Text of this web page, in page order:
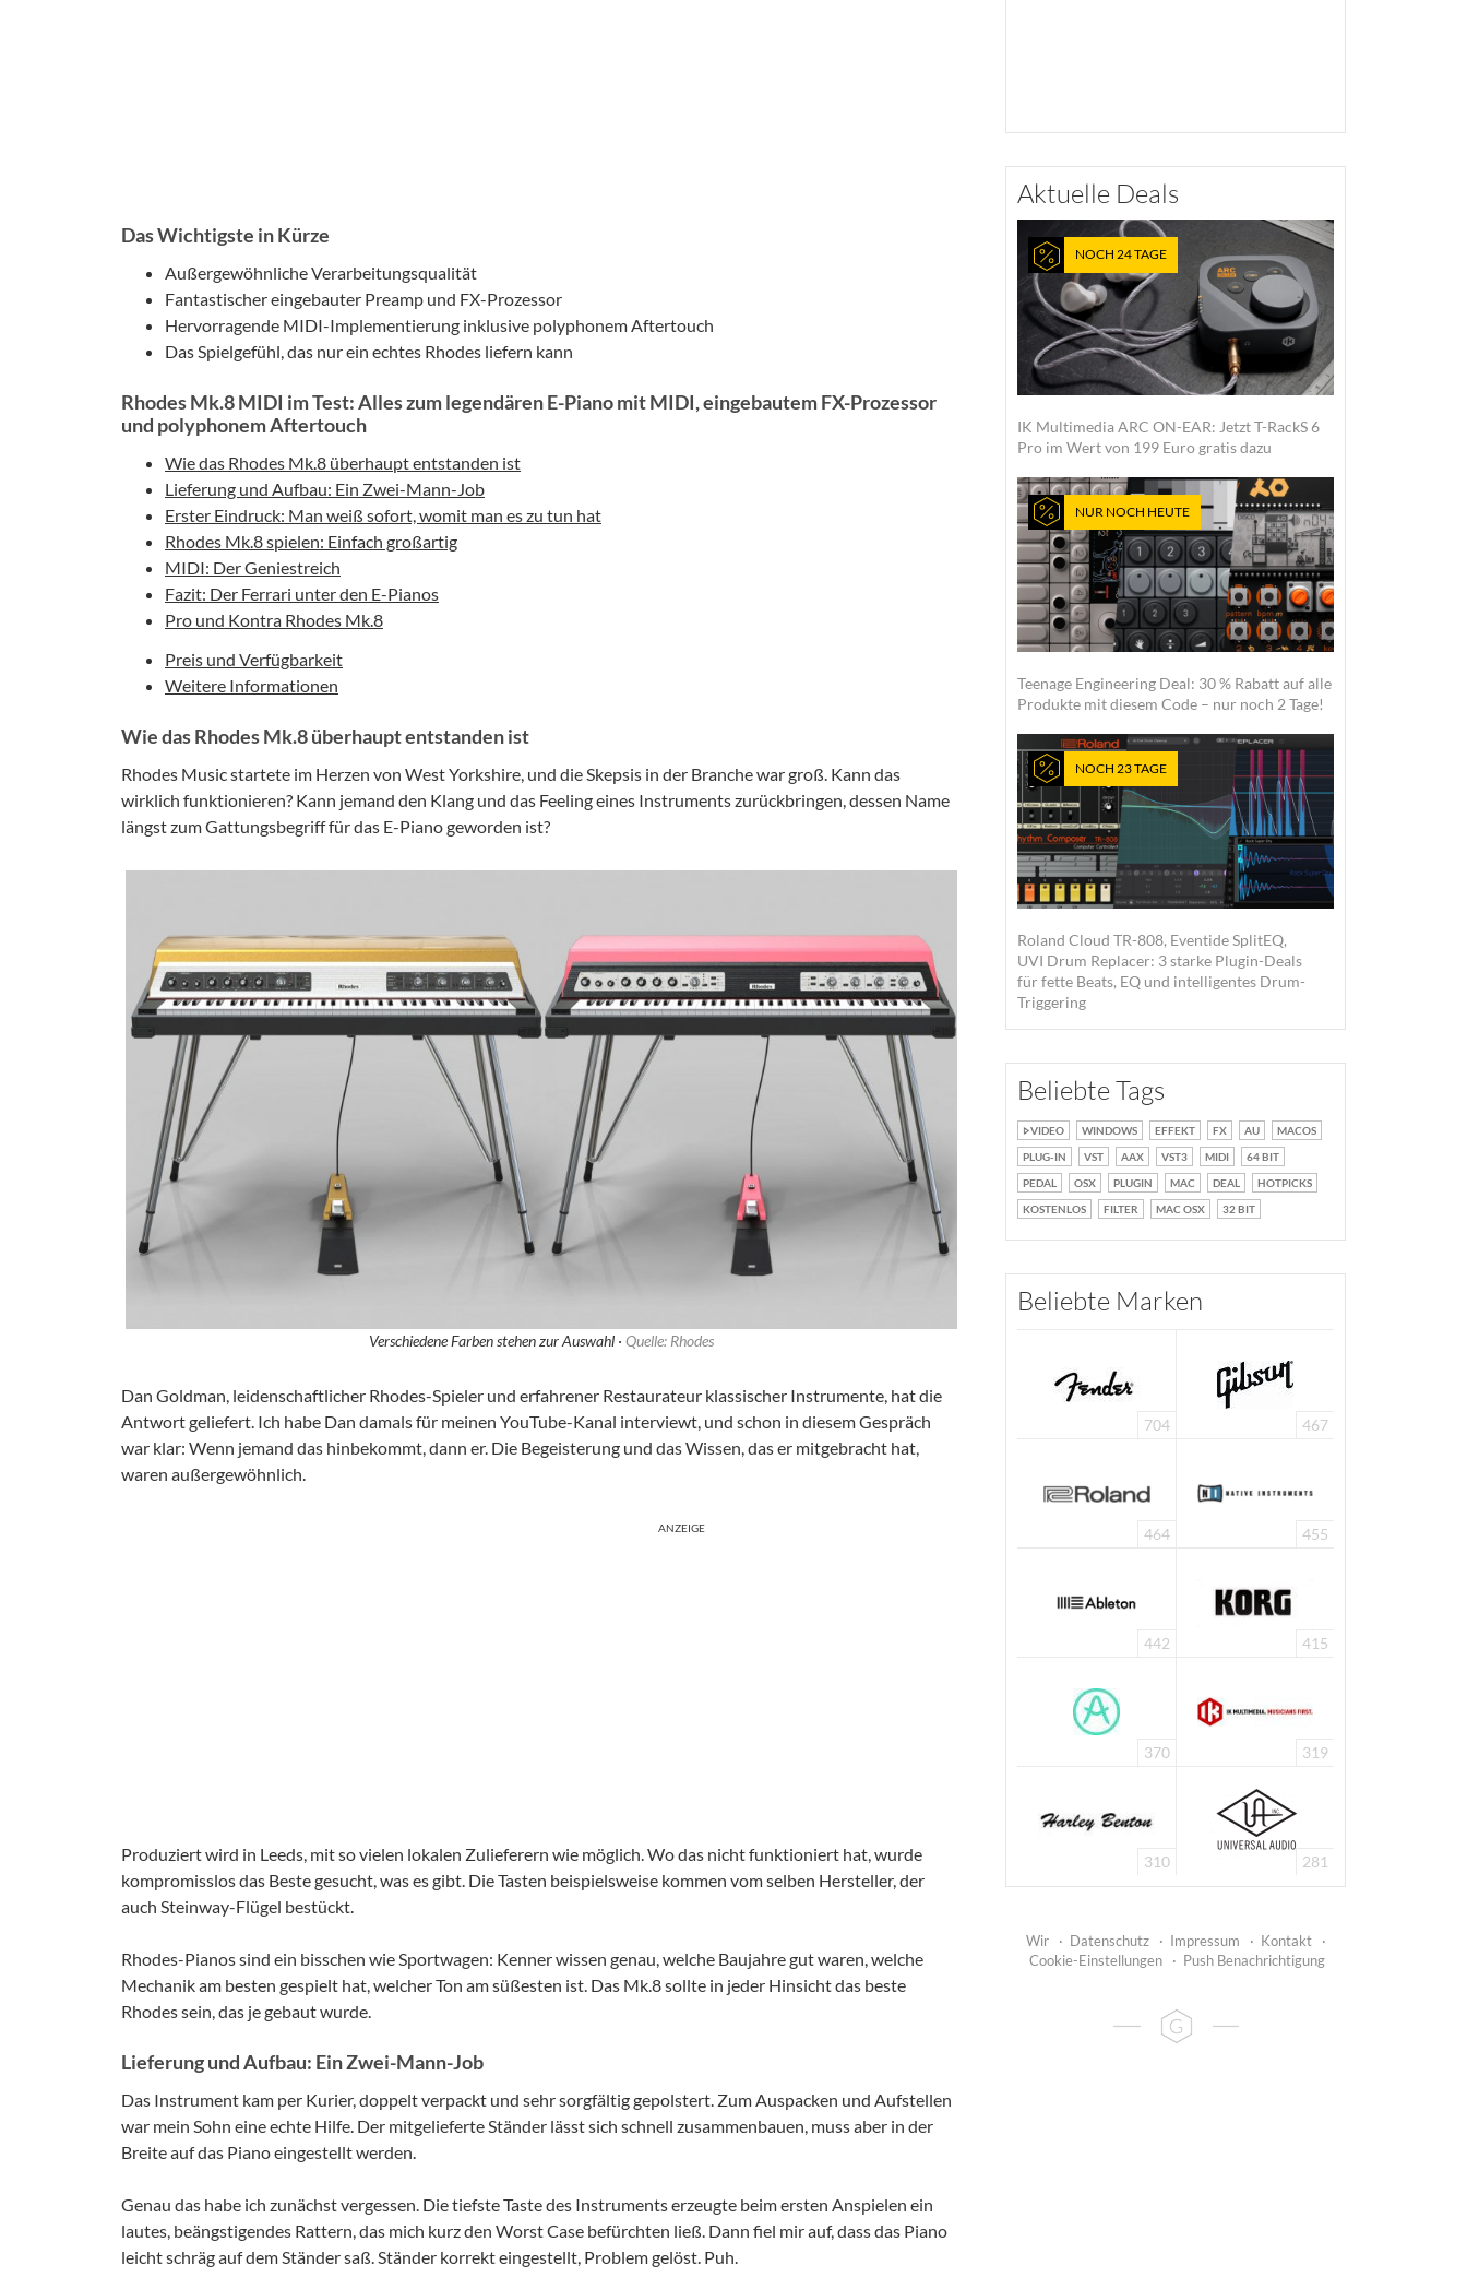
Das Wichtigste in Kürze
Außergewöhnliche Verarbeitungsqualität
Fantastischer eingebauter Preamp und FX-Prozessor
Hervorragende MIDI-Implementierung inklusive polyphonem Aftertouch
Das Spielgefühl, das nur ein echtes Rhodes liefern kann
Rhodes Mk.8 MIDI im Test: Alles zum legendären E-Piano mit MIDI, eingebautem FX-Prozessor
und polyphonem Aftertouch
Wie das Rhodes Mk.8 überhaupt entstanden ist
Lieferung und Aufbau: Ein Zwei-Mann-Job
Erster Eindruck: Man weiß sofort, womit man es zu tun hat
Rhodes Mk.8 spielen: Einfach großartig
MIDI: Der Geniestreich
Fazit: Der Ferrari unter den E-Pianos
Pro und Kontra Rhodes Mk.8
Preis und Verfügbarkeit
Weitere Informationen
Wie das Rhodes Mk.8 überhaupt entstanden ist
Rhodes Music startete im Herzen von West Yorkshire, und die Skepsis in der Branche war groß. Kann das
wirklich funktionieren? Kann jemand den Klang und das Feeling eines Instruments zurückbringen, dessen Name
längst zum Gattungsbegriff für das E-Piano geworden ist?
Verschiedene Farben stehen zur Auswahl · Quelle: Rhodes
Dan Goldman, leidenschaftlicher Rhodes-Spieler und erfahrener Restaurateur klassischer Instrumente, hat die
Antwort geliefert. Ich habe Dan damals für meinen YouTube-Kanal interviewt, und schon in diesem Gespräch
war klar: Wenn jemand das hinbekommt, dann er. Die Begeisterung und das Wissen, das er mitgebracht hat,
waren außergewöhnlich.
ANZEIGE
Produziert wird in Leeds, mit so vielen lokalen Zulieferern wie möglich. Wo das nicht funktioniert hat, wurde
kompromisslos das Beste gesucht, was es gibt. Die Tasten beispielsweise kommen vom selben Hersteller, der
auch Steinway-Flügel bestückt.
Rhodes-Pianos sind ein bisschen wie Sportwagen: Kenner wissen genau, welche Baujahre gut waren, welche
Mechanik am besten gespielt hat, welcher Ton am süßesten ist. Das Mk.8 sollte in jeder Hinsicht das beste
Rhodes sein, das je gebaut wurde.
Lieferung und Aufbau: Ein Zwei-Mann-Job
Das Instrument kam per Kurier, doppelt verpackt und sehr sorgfältig gepolstert. Zum Auspacken und Aufstellen
war mein Sohn eine echte Hilfe. Der mitgelieferte Ständer lässt sich schnell zusammenbauen, muss aber in der
Breite auf das Piano eingestellt werden.
Genau das habe ich zunächst vergessen. Die tiefste Taste des Instruments erzeugte beim ersten Anspielen ein
lautes, beängstigendes Rattern, das mich kurz den Worst Case befürchten ließ. Dann fiel mir auf, dass das Piano
leicht schräg auf dem Ständer saß. Ständer korrekt eingestellt, Problem gelöst. Puh.
Aktuelle Deals
NOCH 24 TAGE
IK Multimedia ARC ON-EAR: Jetzt T-RackS 6
Pro im Wert von 199 Euro gratis dazu
NUR NOCH HEUTE
Teenage Engineering Deal: 30 % Rabatt auf alle
Produkte mit diesem Code – nur noch 2 Tage!
NOCH 23 TAGE
Roland Cloud TR-808, Eventide SplitEQ,
UVI Drum Replacer: 3 starke Plugin-Deals
für fette Beats, EQ und intelligentes Drum-
Triggering
Beliebte Tags
VIDEO WINDOWS EFFEKT FX AU
MACOS
PLUG-IN
VST AAX VST3 MIDI
64 BIT
PEDAL
OSX PLUGIN MAC DEAL
HOTPICKS
KOSTENLOS
FILTER MAC OSX 32 BIT
Beliebte Marken
704 467
464 455
442 415
370 319
310 281
Wir · Datenschutz · Impressum · Kontakt
·
Cookie-Einstellungen
· Push Benachrichtigung